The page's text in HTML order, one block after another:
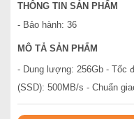
THÔNG TIN SẢN PHẨM
- Bảo hành: 36
MÔ TẢ SẢN PHẨM
- Dung lượng: 256Gb - Tốc
(SSD): 500MB/s - Chuẩn